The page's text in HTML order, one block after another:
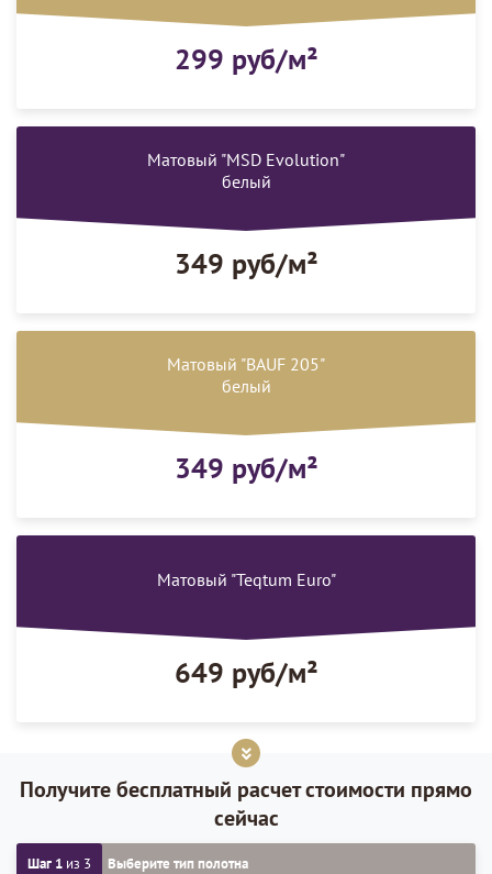
299 руб/м²
Матовый "MSD Evolution"
белый
349 руб/м²
Матовый "BAUF 205"
белый
349 руб/м²
Матовый "Teqtum Euro"
649 руб/м²
Получите бесплатный расчет стоимости прямо
сейчас
Шаг 1 из 3 Выберите тип полотна